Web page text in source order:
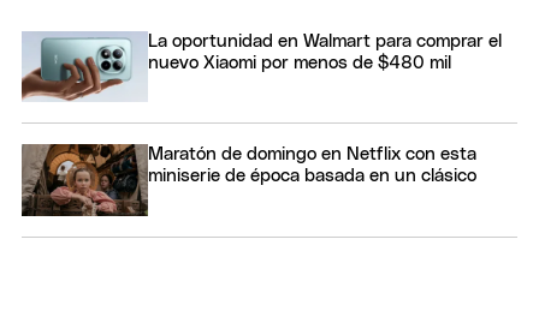
La oportunidad en Walmart para comprar el
nuevo Xiaomi por menos de $480 mil
Maratón de domingo en Netflix con esta
miniserie de época basada en un clásico